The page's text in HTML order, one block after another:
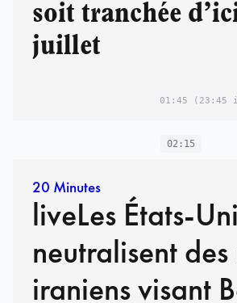
soit tranchée
juillet
01:45 (23:45
02:15
20 Minutes
liveLes États-
neutralisent des
iraniens visant